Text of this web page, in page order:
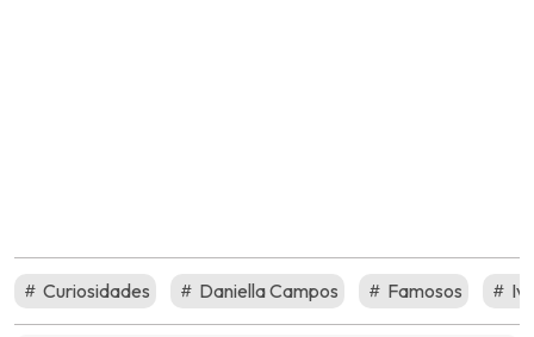
Curiosidades Daniella Campos Famosos